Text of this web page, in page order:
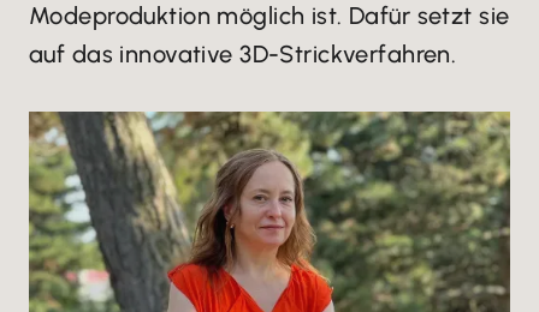
Modeproduktion möglich ist. Dafür setzt sie
auf das innovative 3D-Strickverfahren.